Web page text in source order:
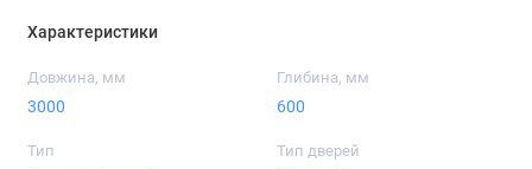
Характеристики
Довжина, мм
3000
Глибина, мм
600
Тип Тип дверей